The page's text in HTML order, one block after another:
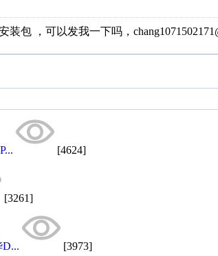
装包 ，可以发我一下吗，
[4624]
[3261]
[3973]